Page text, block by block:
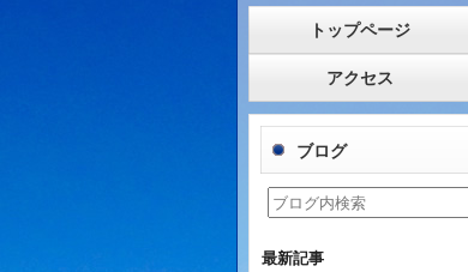
トップページ
アクセス
ブログ
最新記事